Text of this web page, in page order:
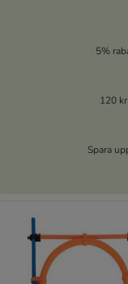
5%
120
Spara